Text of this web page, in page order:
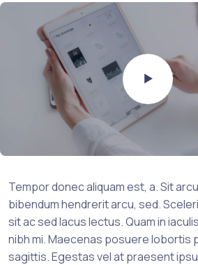
Tempor donec aliquam est, a. Sit
bibendum hendrerit arcu, sed.
sit ac sed lacus lectus. Quam in
nibh mi. Maecenas posuere lobortis
sagittis. Egestas vel at praesent